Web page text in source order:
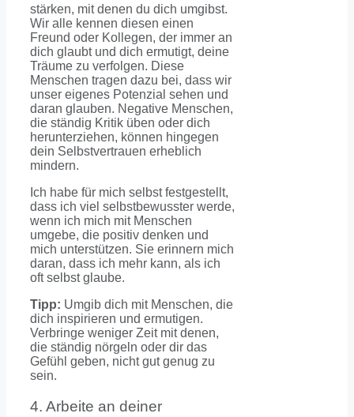
stärken, mit denen du dich umgibst.
Wir alle kennen diesen einen
Freund oder Kollegen, der immer an
dich glaubt und dich ermutigt, deine
Träume zu verfolgen. Diese
Menschen tragen dazu bei, dass wir
unser eigenes Potenzial sehen und
daran glauben. Negative Menschen,
die ständig Kritik üben oder dich
herunterziehen, können hingegen
dein Selbstvertrauen erheblich
mindern.
Ich habe für mich selbst festgestellt,
dass ich viel selbstbewusster werde,
wenn ich mich mit Menschen
umgebe, die positiv denken und
mich unterstützen. Sie erinnern mich
daran, dass ich mehr kann, als ich
oft selbst glaube.
Tipp: Umgib dich mit Menschen, die
dich inspirieren und ermutigen.
Verbringe weniger Zeit mit denen,
die ständig nörgeln oder dir das
Gefühl geben, nicht gut genug zu
sein.
4. Arbeite an deiner